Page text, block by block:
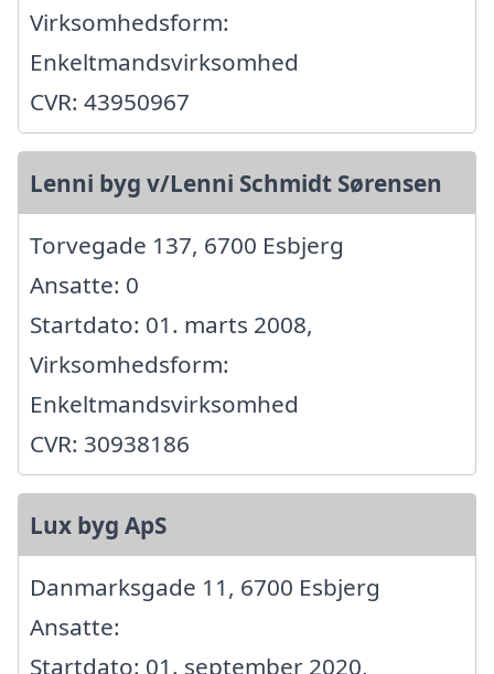
Virksomhedsform:
Enkeltmandsvirksomhed
CVR: 43950967
Lenni byg v/Lenni Schmidt Sørensen
Torvegade 137, 6700 Esbjerg
Ansatte: 0
Startdato: 01. marts 2008,
Virksomhedsform:
Enkeltmandsvirksomhed
CVR: 30938186
Lux byg ApS
Danmarksgade 11, 6700 Esbjerg
Ansatte:
Startdato: 01. september 2020,